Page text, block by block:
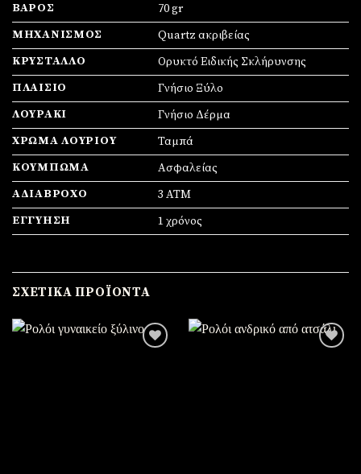
ΒΆΡΟΣ
70 gr
ΜΗΧΑΝΙΣΜΌΣ
Quartz ακριβείας
ΚΡΎΣΤΑΛΛΟ
Ορυκτό Ειδικής Σκλήρυνσης
ΠΛΑΊΣΙΟ
Γνήσιο Ξύλο
ΛΟΥΡΆΚΙ
Γνήσιο Δέρμα
ΧΡΏΜΑ ΛΟΥΡΙΟΎ
Ταμπά
ΚΟΎΜΠΩΜΑ
Ασφαλείας
ΑΔΙΆΒΡΟΧΟ
3 ATM
ΕΓΓΎΗΣΗ
1 χρόνος
ΣΧΕΤΙΚΆ ΠΡΟΪΌΝΤΑ